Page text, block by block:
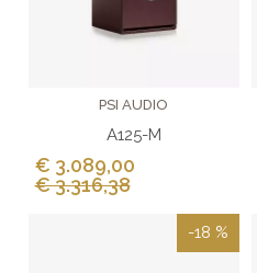
PSI AUDIO
A125-M
€ 3.089,00
€ 3.316,38
-18 %